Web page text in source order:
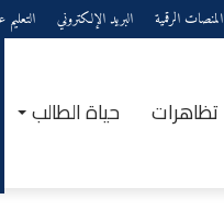
الرقمية البريد الإلكتروني
تظاهرات حياة الطالب